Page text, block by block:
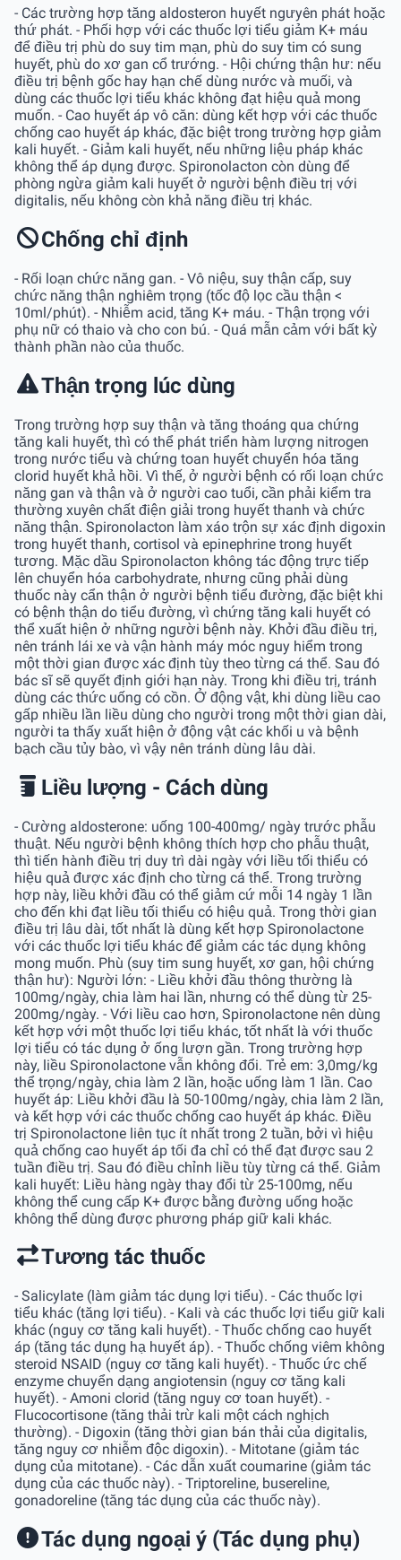
- Các trường hợp tăng aldosteron huyết ngưyên phát hoặc
thứ phát. - Phối hợp với các thuốc lợi tiểu giảm K+ máu
để điều trị phù do suy tim mạn, phù do suy tim có sung
huyết, phù do xơ gan cổ trướng. - Hội chứng thận hư: nếu
điều trị bệnh gốc hay hạn chế dùng nước và muối, và
dùng các thuốc lợi tiểu khác không đạt hiệu quả mong
muốn. - Cao huyết áp vô căn: dùng kết hợp với các thuốc
chống cao huyết áp khác, đặc biệt trong trường hợp giảm
kali huyết. - Giảm kali huyết, nếu những liệu pháp khác
không thể áp dụng được. Spironolacton còn dùng để
phòng ngừa giảm kali huyết ở người bệnh điều trị với
digitalis, nếu không còn khả năng điều trị khác.
Chống chỉ định
- Rối loạn chức năng gan. - Vô niệu, suy thận cấp, suy
chức năng thận nghiêm trọng (tốc độ lọc cầu thận <
10ml/phút). - Nhiễm acid, tăng K+ máu. - Thận trọng với
phụ nữ có thaio và cho con bú. - Quá mẫn cảm với bất kỳ
thành phần nào của thuốc.
Thận trọng lúc dùng
Trong trường hợp suy thận và tăng thoáng qua chứng
tăng kali huyết, thì có thể phát triển hàm lượng nitrogen
trong nước tiểu và chứng toan huyết chuyển hóa tăng
clorid huyết khả hồi. Vì thế, ở người bệnh có rối loạn chức
năng gan và thận và ở người cao tuổi, cần phải kiểm tra
thường xuyên chất điện giải trong huyết thanh và chức
năng thận. Spironolacton làm xáo trộn sự xác định digoxin
trong huyết thanh, cortisol và epinephrine trong huyết
tương. Mặc dầu Spironolacton không tác động trực tiếp
lên chuyển hóa carbohydrate, nhưng cũng phải dùng
thuốc này cẩn thận ở người bệnh tiểu đường, đặc biệt khi
có bệnh thận do tiểu đường, vì chứng tăng kali huyết có
thể xuất hiện ở những người bệnh này. Khởi đầu điều trị,
nên tránh lái xe và vận hành máy móc nguy hiểm trong
một thời gian được xác định tùy theo từng cá thể. Sau đó
bác sĩ sẽ quyết định giới hạn này. Trong khi điều trị, tránh
dùng các thức uống có cồn. Ở động vật, khi dùng liều cao
gấp nhiều lần liều dùng cho người trong một thời gian dài,
người ta thấy xuất hiện ở động vật các khối u và bệnh
bạch cầu tủy bào, vì vậy nên tránh dùng lâu dài.
Liều lượng - Cách dùng
- Cường aldosterone: uống 100-400mg/ ngày trước phẫu
thuật. Nếu người bệnh không thích hợp cho phẫu thuật,
thì tiến hành điều trị duy trì dài ngày với liều tối thiểu có
hiệu quả được xác định cho từng cá thể. Trong trường
hợp này, liều khởi đầu có thể giảm cứ mỗi 14 ngày 1 lần
cho đến khi đạt liều tối thiểu có hiệu quả. Trong thời gian
điều trị lâu dài, tốt nhất là dùng kết hợp Spironolactone
với các thuốc lợi tiểu khác để giảm các tác dụng không
mong muốn. Phù (suy tim sung huyết, xơ gan, hội chứng
thận hư): Người lớn: - Liều khởi đầu thông thường là
100mg/ngày, chia làm hai lần, nhưng có thể dùng từ 25-
200mg/ngày. - Với liều cao hơn, Spironolactone nên dùng
kết hợp với một thuốc lợi tiểu khác, tốt nhất là với thuốc
lợi tiểu có tác dụng ở ống lượn gần. Trong trường hợp
này, liều Spironolactone vẫn không đổi. Trẻ em: 3,0mg/kg
thể trọng/ngày, chia làm 2 lần, hoặc uống làm 1 lần. Cao
huyết áp: Liều khởi đầu là 50-100mg/ngày, chia làm 2 lần,
và kết hợp với các thuốc chống cao huyết áp khác. Ðiều
trị Spironolactone liên tục ít nhất trong 2 tuần, bởi vì hiệu
quả chống cao huyết áp tối đa chỉ có thể đạt được sau 2
tuần điều trị. Sau đó điều chỉnh liều tùy từng cá thể. Giảm
kali huyết: Liều hàng ngày thay đổi từ 25-100mg, nếu
không thể cung cấp K+ được bằng đường uống hoặc
không thể dùng được phương pháp giữ kali khác.
Tương tác thuốc
- Salicylate (làm giảm tác dụng lợi tiểu). - Các thuốc lợi
tiểu khác (tăng lợi tiểu). - Kali và các thuốc lợi tiểu giữ kali
khác (nguy cơ tăng kali huyết). - Thuốc chống cao huyết
áp (tăng tác dụng hạ huyết áp). - Thuốc chống viêm không
steroid NSAID (nguy cơ tăng kali huyết). - Thuốc ức chế
enzyme chuyển dạng angiotensin (nguy cơ tăng kali
huyết). - Amoni clorid (tăng nguy cơ toan huyết). -
Flucocortisone (tăng thải trừ kali một cách nghịch
thường). - Digoxin (tăng thời gian bán thải của digitalis,
tăng nguy cơ nhiễm độc digoxin). - Mitotane (giảm tác
dụng của mitotane). - Các dẫn xuất coumarine (giảm tác
dụng của các thuốc này). - Triptoreline, busereline,
gonadoreline (tăng tác dụng của các thuốc này).
Tác dụng ngoại ý (Tác dụng phụ)